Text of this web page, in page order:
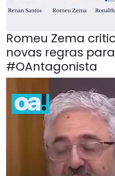
Romeu Zema
novas regras para
#OAntagonista